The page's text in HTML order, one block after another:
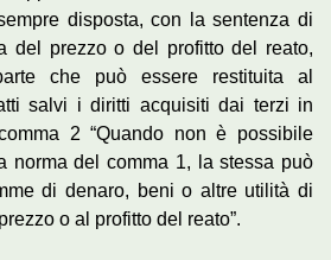
disposta, con la sentenza di
del prezzo o del profitto del reato,
che può essere restituita al
salvi i diritti acquisiti dai terzi in
2 “Quando non è possibile
norma del comma 1, la stessa può
di denaro, beni o altre utilità di
o al profitto del reato”.